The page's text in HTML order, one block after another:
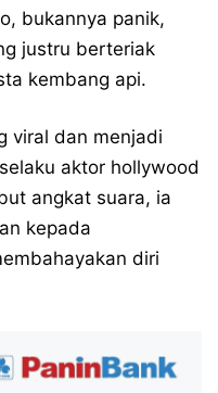
bukannya panik,
justru berteriak
kembang api.
viral dan menjadi
aktor hollywood
angkat suara, ia
kepada
diri